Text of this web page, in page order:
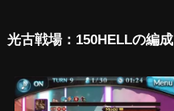
光古戦場：150HELLの編成